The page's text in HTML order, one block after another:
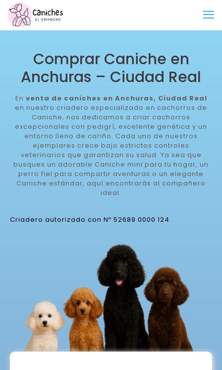
Comprar Caniche en
Anchuras – Ciudad Real
En venta de caniches en Anchuras, Ciudad Real
en nuestro criadero especializado en cachorros de
Caniche, nos dedicamos a criar cachorros
excepcionales con pedigrí, excelente genética y un
entorno lleno de cariño. Cada uno de nuestros
ejemplares crece bajo estrictos controles
veterinarios que garantizan su salud. Ya sea que
busques un adorable Caniche mini para tu hogar, un
perro fiel para compartir aventuras o un elegante
Caniche estándar, aquí encontrarás al compañero
ideal.
Criadero autorizado con Nº 52689 0000 124